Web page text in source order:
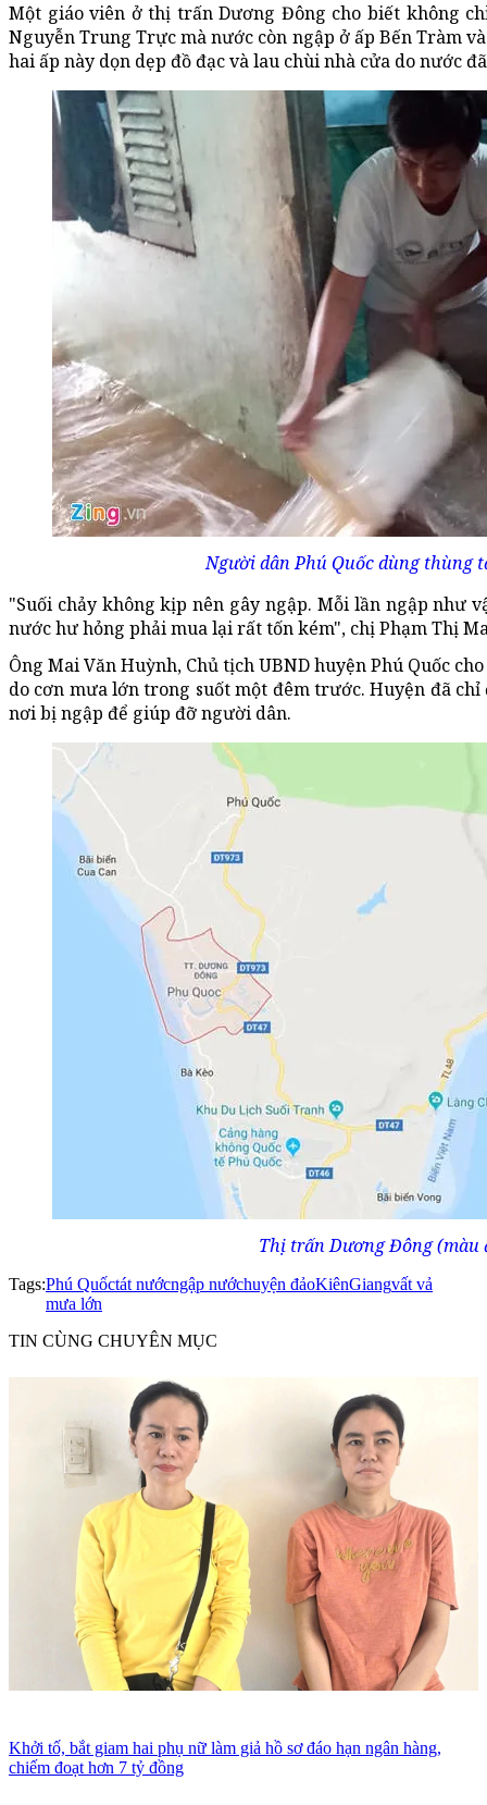
Một giáo viên ở thị trấn Dương Đông cho biết không
Nguyễn Trung Trực mà nước còn ngập ở ấp Bến Tràm
hai ấp này dọn dẹp đồ đạc và lau chùi nhà cửa do nước
Người dân Phú Quốc dùng thùng
"Suối chảy không kịp nên gây ngập. Mỗi lần ngập như
nước hư hỏng phải mua lại rất tốn kém", chị Phạm Thị
Ông Mai Văn Huỳnh, Chủ tịch UBND huyện Phú Quốc
do cơn mưa lớn trong suốt một đêm trước. Huyện đã
nơi bị ngập để giúp đỡ người dân.
Thị trấn Dương Đông (màu
Tags:Phú Quốctát nướcngập nướchuyện đảoKiênGiangvất vả
mưa lớn
TIN CÙNG CHUYÊN MỤC
Khởi tố, bắt giam hai phụ nữ làm giả hồ sơ đáo hạn ngân hàng,
chiếm đoạt hơn 7 tỷ đồng